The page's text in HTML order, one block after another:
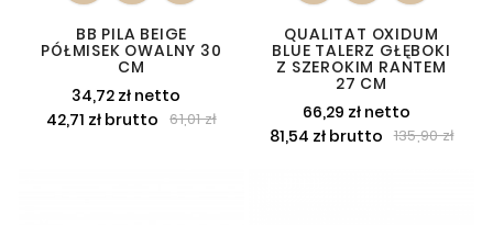
BB PILA BEIGE
PÓŁMISEK OWALNY 30
CM
34,72 zł netto
42,71 zł brutto 61,01 zł
QUALITAT OXIDUM
BLUE TALERZ GŁĘBOKI
Z SZEROKIM RANTEM
27 CM
66,29 zł netto
81,54 zł brutto 135,90 zł